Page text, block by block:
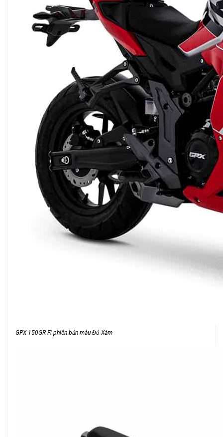
GPX 150GR Fi phiên bản màu Đỏ Xám